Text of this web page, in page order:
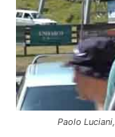
Paolo